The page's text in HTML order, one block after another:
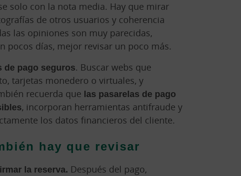
solo con la nota media. Hay que mirar
de otros usuarios y coherencia
las opiniones son muy parecidas,
pocos días, mejor revisar un poco más.
de pago seguros. Buscar webs que
tarjetas monedero o virtuales, y
recuerda que las pasarelas de pago
, incorporan herramientas antifraude y
los datos financieros del cliente.
hay que revisar
la reserva. Después del pago,